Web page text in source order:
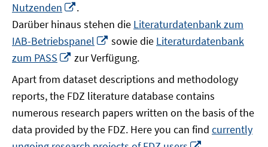
Nutzenden
neuem
Fenster
öffnen
.
Darüber hinaus stehen die Literaturdatenbank zum
IAB-Betriebspanel
In
neuem
Fenster
öffnen
sowie die Literaturdatenbank
zum PASS
In
Fenster
öffnen
zur Verfügung.
Apart from dataset descriptions and methodology
reports, the FDZ literature database contains
numerous research papers written on the basis of the
data provided by the FDZ. Here you can find currently